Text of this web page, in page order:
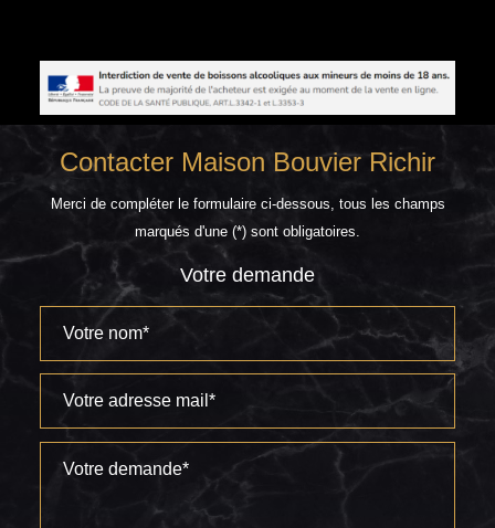
Contacter Maison Bouvier Richir
Merci de compléter le formulaire ci-dessous, tous les champs
marqués d'une (*) sont obligatoires.
Votre demande